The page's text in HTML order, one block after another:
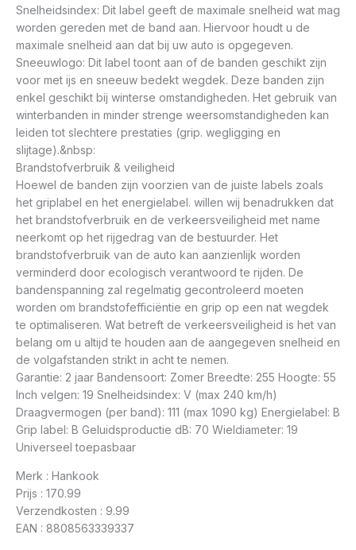
Snelheidsindex: Dit label geeft de maximale snelheid wat mag
worden gereden met de band aan. Hiervoor houdt u de
maximale snelheid aan dat bij uw auto is opgegeven.
Sneeuwlogo: Dit label toont aan of de banden geschikt zijn
voor met ijs en sneeuw bedekt wegdek. Deze banden zijn
enkel geschikt bij winterse omstandigheden. Het gebruik van
winterbanden in minder strenge weersomstandigheden kan
leiden tot slechtere prestaties (grip. wegligging en
slijtage).&nbsp:
Brandstofverbruik & veiligheid
Hoewel de banden zijn voorzien van de juiste labels zoals
het griplabel en het energielabel. willen wij benadrukken dat
het brandstofverbruik en de verkeersveiligheid met name
neerkomt op het rijgedrag van de bestuurder. Het
brandstofverbruik van de auto kan aanzienlijk worden
verminderd door ecologisch verantwoord te rijden. De
bandenspanning zal regelmatig gecontroleerd moeten
worden om brandstofefficiëntie en grip op een nat wegdek
te optimaliseren. Wat betreft de verkeersveiligheid is het van
belang om u altijd te houden aan de aangegeven snelheid en
de volgafstanden strikt in acht te nemen.
Garantie: 2 jaar Bandensoort: Zomer Breedte: 255 Hoogte: 55
Inch velgen: 19 Snelheidsindex: V (max 240 km/h)
Draagvermogen (per band): 111 (max 1090 kg) Energielabel: B
Grip label: B Geluidsproductie dB: 70 Wieldiameter: 19
Universeel toepasbaar
Merk : Hankook
Prijs : 170.99
Verzendkosten : 9.99
EAN : 8808563339337